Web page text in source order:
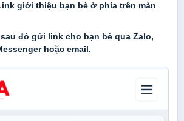
giới thiệu bạn bè ở phía trên màn
sau đó gửi link cho bạn bè qua Zalo,
hoặc email.